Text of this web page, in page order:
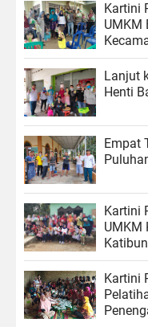
Kartini
UMKM
Lanjut
Henti
Empat
Kartini
UMKM
Kartini